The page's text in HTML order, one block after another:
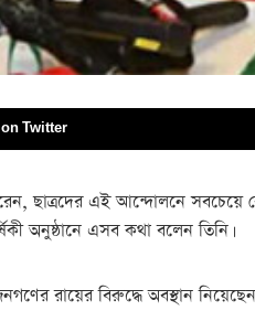
Twitter
ছাত্রদের এই আন্দোলনে সবচেয়ে
অনুষ্ঠানে এসব কথা বলেন তিনি।
রায়ের বিরুদ্ধে অবস্থান